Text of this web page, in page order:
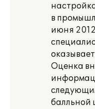
в
июня
Оценка
балльной